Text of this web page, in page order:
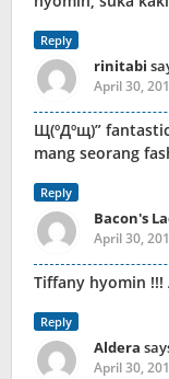
Reply
rinitabi
April 30,
Щ(ºДºщ)”
mang seorang
Reply
Bacon's
April 30,
Tiffany hyomin !!!
Reply
Aldera
April 30,